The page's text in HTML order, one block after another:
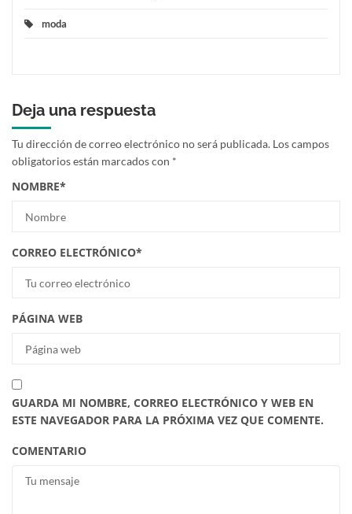
moda
Deja una respuesta
Tu dirección de correo electrónico no será publicada. Los campos
obligatorios están marcados con *
NOMBRE*
CORREO ELECTRÓNICO*
PÁGINA WEB
GUARDA MI NOMBRE, CORREO ELECTRÓNICO Y WEB EN
ESTE NAVEGADOR PARA LA PRÓXIMA VEZ QUE COMENTE.
COMENTARIO